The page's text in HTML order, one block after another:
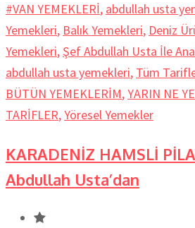
#VAN YEMEKLERİ, abdullah usta
Yemekleri, Balık Yemekleri, Deniz
Yemekleri, Şef Abdullah Usta İle
abdullah usta yemekleri, Tüm
BÜTÜN YEMEKLERİM,YARIN NE
TARİFLER,Yöresel Yemekler
KARADENİZ HAMSLİ
Abdullah Usta’dan